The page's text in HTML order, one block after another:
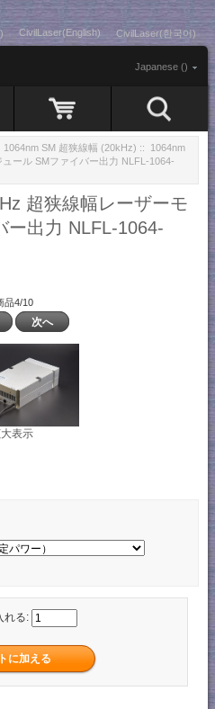
CivilLaser(English) CivilLaser(한국어)
Japanese ()
1064nm SM 超狭線幅 (20kHz) :: 1064nm
ール SMファイバー出力 NLFL-1064-
超狭線幅レーザーモ
ー出力 NLFL-1064-
品4/10
次へ
表示
れる: